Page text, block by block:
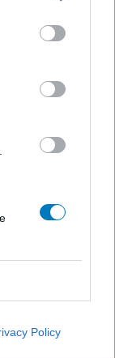
Policy
zu Person
an Ihren Arzt
Rat zu